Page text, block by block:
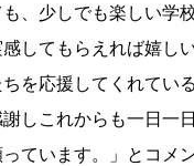
、少しでも楽しい学
してもらえれば嬉し
を応援してくれてい
しこれからも一日一
ています。」とコメ